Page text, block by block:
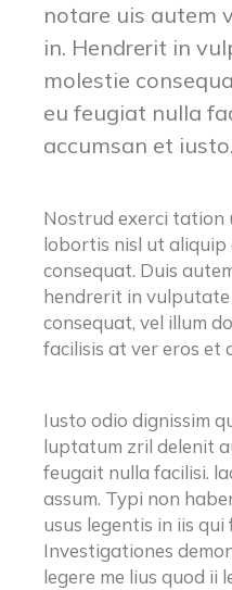
notare uis autem
in. Hendrerit in
molestie
eu feugiat nulla
accumsan et iusto.
Nostrud exerci tation
lobortis nisl ut aliquip
consequat. Duis
hendrerit in vulputate
consequat, vel illum
facilisis at ver eros et
Iusto odio dignissim
luptatum zril delenit
feugait nulla facilisi.
assum. Typi non
usus legentis in iis
Investigationes
legere me lius quod ii